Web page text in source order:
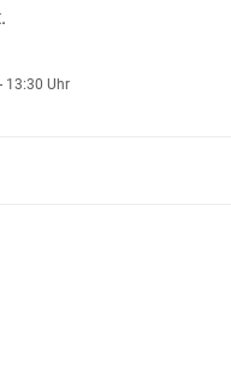
13:30 Uhr